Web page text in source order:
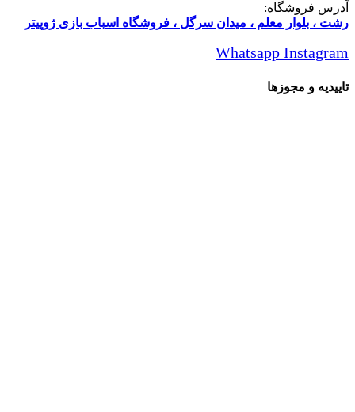
فروشگاه:
، بلوار معلم ، میدان سرگل ، فروشگاه اسباب بازی ژوپیتر
Whatsapp
و مجوزها